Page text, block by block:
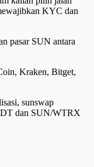
KYC dan
pasar SUN antara
Kraken, Bitget,
sunswap
dan SUN/WTRX